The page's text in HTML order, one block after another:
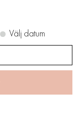
Välj datum